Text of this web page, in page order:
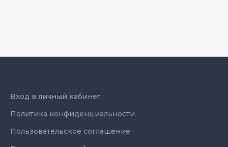
Вход в личный кабинет
Политика конфиденциальности
Пользовательское соглашение